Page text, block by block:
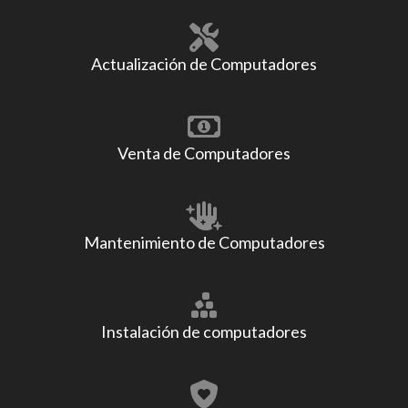
Actualización de Computadores
Venta de Computadores
Mantenimiento de Computadores
Instalación de computadores